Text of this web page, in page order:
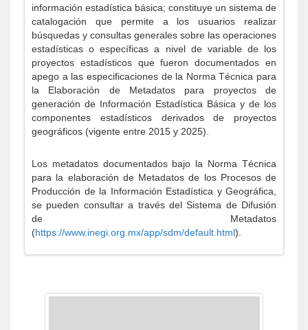
información estadística básica; constituye un sistema de
catalogación que permite a los usuarios realizar
búsquedas y consultas generales sobre las operaciones
estadísticas o específicas a nivel de variable de los
proyectos estadísticos que fueron documentados en
apego a las especificaciones de la Norma Técnica para
la Elaboración de Metadatos para proyectos de
generación de Información Estadística Básica y de los
componentes estadísticos derivados de proyectos
geográficos (vigente entre 2015 y 2025).
Los metadatos documentados bajo la Norma Técnica
para la elaboración de Metadatos de los Procesos de
Producción de la Información Estadística y Geográfica,
se pueden consultar a través del Sistema de Difusión
de Metadatos
(https://www.inegi.org.mx/app/sdm/default.html).